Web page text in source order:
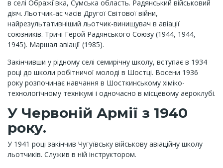
в селі Ображіївка, Сумська область. Радянський військовий
діяч. Льотчик-ас часів Другої Світової війни,
найрезультативніший льотчик-винищувач в авіації
союзників. Тричі Герой Радянського Союзу (1944, 1944,
1945). Маршал авіації (1985).
Закінчивши у рідному селі семирічну школу, вступає в 1934
році до школи робітничої молоді в Шостці. Восени 1936
року розпочинає навчання в Шосткинському хіміко-
технологічному технікумі і одночасно в місцевому аероклубі.
У Червоній Армії з 1940
року.
У 1941 році закінчив Чугуївську військову авіаційну школу
льотчиків. Служив в ній інструктором.